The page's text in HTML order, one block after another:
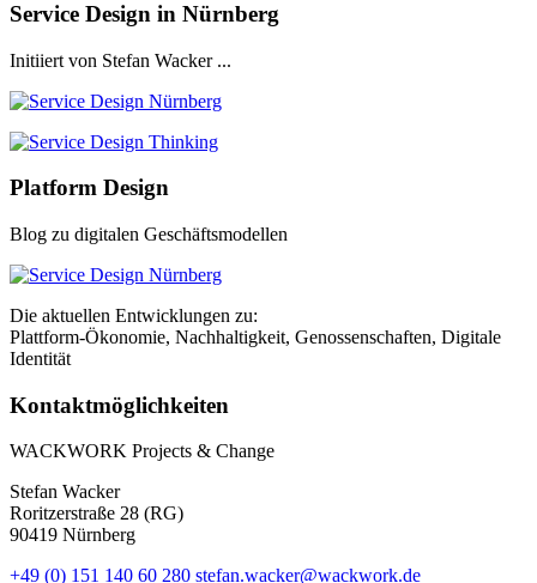
Service Design in Nürnberg
Initiiert von Stefan Wacker ...
Platform Design
Blog zu digitalen Geschäftsmodellen
Die aktuellen Entwicklungen zu:
Plattform-Ökonomie, Nachhaltigkeit, Genossenschaften, Digitale
Identität
Kontaktmöglichkeiten
WACKWORK Projects & Change
Stefan Wacker
Roritzerstraße 28 (RG)
90419 Nürnberg
+49 (0) 151 140 60 280 stefan.wacker@wackwork.de